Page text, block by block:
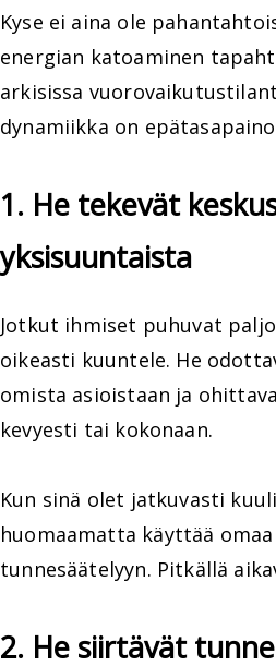
Kyse ei aina ole
energian katoaminen
arkisissa
dynamiikka on
1. He tekevät
yksisuuntaista
Jotkut ihmiset puhuvat
oikeasti kuuntele. He
omista asioistaan ja
kevyesti tai kokonaan.
Kun sinä olet jatkuvasti
huomaamatta käyttää
tunnesäätelyyn. Pitkällä
2. He siirtävät